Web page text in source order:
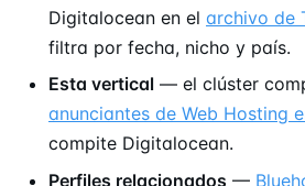
Digitalocean en el archivo de
filtra por fecha, nicho y país.
Esta vertical — el clúster
anunciantes de Web Hosting
compite Digitalocean.
Perfiles relacionados —